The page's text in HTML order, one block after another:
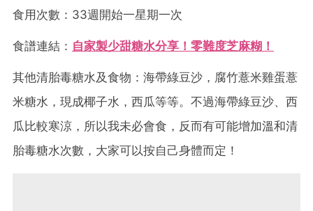
食用次數：33週開始一星期一次
食譜連結： 自家製少甜糖水分享！零難度芝麻糊！
其他清胎毒糖水及食物：海帶綠豆沙，腐竹薏米雞蛋薏
米糖水，現成椰子水，西瓜等等。不過海帶綠豆沙、西
瓜比較寒涼，所以我未必會食，反而有可能增加溫和清
胎毒糖水次數，大家可以按自己身體而定！